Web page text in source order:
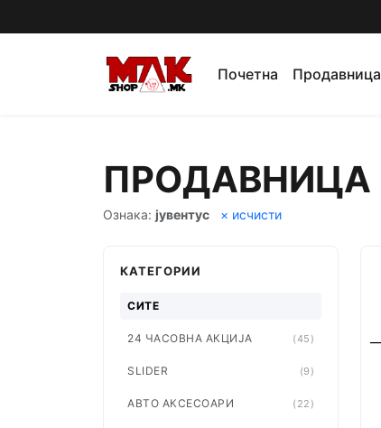
Почетна Продавница
ПРОДАВНИЦА
Ознака: јувентус × исчисти
КАТЕГОРИИ
СИТЕ
24 ЧАСОВНА АКЦИЈА (45)
SLIDER (9)
АВТО АКСЕСОАРИ (22)